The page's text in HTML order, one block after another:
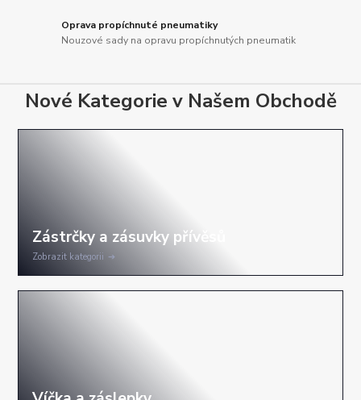
Oprava propíchnuté pneumatiky
Nouzové sady na opravu propíchnutých pneumatik
Nové Kategorie v Našem Obchodě
Zobrazit kategorii